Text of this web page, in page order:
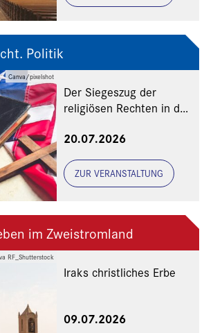
Canva/pixelshot
Politik
Der Siegeszug der
religiösen Rechten in den
20.07.2026
ZUR VERANSTALTUNG
RF_Shutterstock
im Zweistromland
Iraks christliches Erbe
Freunde und Gönner
09.07.2026